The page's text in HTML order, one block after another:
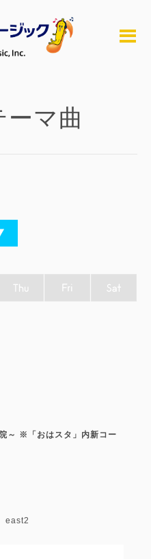
ーマ曲
～ ※「おはスタ」内新コー
2